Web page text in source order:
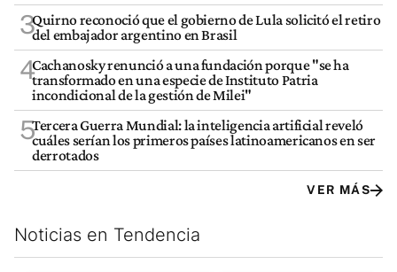
3Quirno reconoció que el gobierno de Lula solicitó el retiro
del embajador argentino en Brasil
4Cachanosky renunció a una fundación porque "se ha
transformado en una especie de Instituto Patria
incondicional de la gestión de Milei"
5Tercera Guerra Mundial: la inteligencia artificial reveló
cuáles serían los primeros países latinoamericanos en ser
derrotados
VER MÁS
Noticias en Tendencia
Este listado muestra los artículos con más comentarios en los